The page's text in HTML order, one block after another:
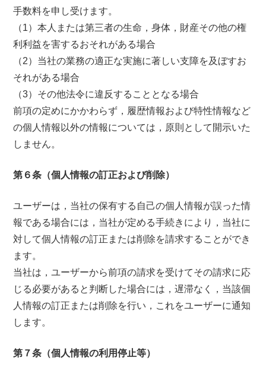
手数料を申し受けます。
（1）本人または第三者の生命，身体，財産その他の権
利利益を害するおそれがある場合
（2）当社の業務の適正な実施に著しい支障を及ぼすお
それがある場合
（3）その他法令に違反することとなる場合
前項の定めにかかわらず，履歴情報および特性情報など
の個人情報以外の情報については，原則として開示いた
しません。
第６条（個人情報の訂正および削除）
ユーザーは，当社の保有する自己の個人情報が誤った情
報である場合には，当社が定める手続きにより，当社に
対して個人情報の訂正または削除を請求することができ
ます。
当社は，ユーザーから前項の請求を受けてその請求に応
じる必要があると判断した場合には，遅滞なく，当該個
人情報の訂正または削除を行い，これをユーザーに通知
します。
第７条（個人情報の利用停止等）